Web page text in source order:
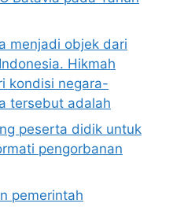
menjadi objek dari
Hikmah
kondisi negara-
tersebut adalah
peserta didik untuk
pengorbanan
pemerintah